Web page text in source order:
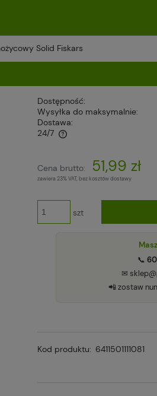
Solid Fiskars
Dostępność:
Wysyłka do maksymalnie:
Dostawa:
24/7
Cena brutto: 51,99 zł
zawiera 23% VAT, bez kosztów dostawy
szt
📞
✉
📲 zostaw
Kod produktu: 6411501111081